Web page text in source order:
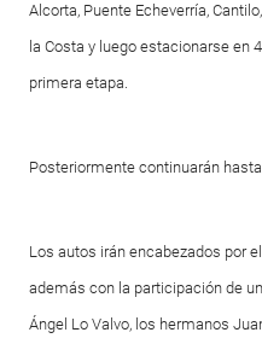
Alcorta, Puente Echeverría,
la Costa y luego estacionarse en
primera etapa.
Posteriormente continuarán
Los autos irán encabezados por
además con la participación de
Ángel Lo Valvo, los hermanos